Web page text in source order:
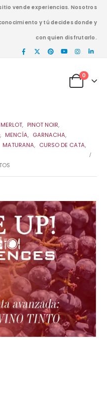
vende experiencias. Nosotros
y tú decides donde y
con quien disfrutarlo.
0
MERLOT, PINOT NOIR,
, MENCÍA, GARNACHA,
MATURANA, CURSO DE CATA,